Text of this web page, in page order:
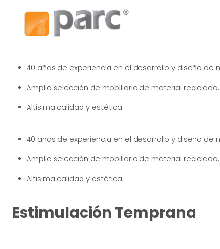
40 años de experiencia en el desarrollo y diseño de
Amplia selección de mobiliario de material reciclado.
Altisima calidad y estética.
40 años de experiencia en el desarrollo y diseño de
Amplia selección de mobiliario de material reciclado.
Altisima calidad y estética.
Estimulación Temprana